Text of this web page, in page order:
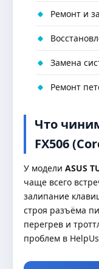
Ремонт и
Замена
Ремонт
Что
FX506
У модели ASUS
чаще всего
залипание
строя разъёма
перегрев и
проблем в